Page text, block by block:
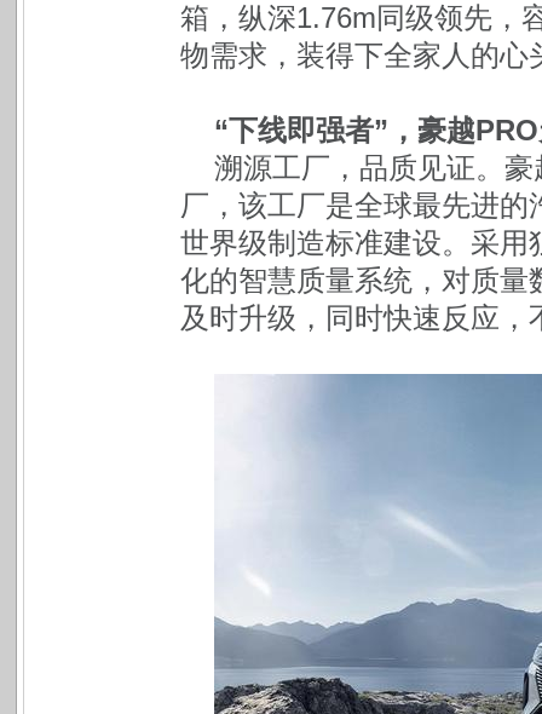
箱，纵深1.76m同级领先，
物需求，装得下全家人的心
“下线即强者”，豪越
溯源工厂，品质见证。
厂，该工厂是全球最先进
世界级制造标准建设。采
化的智慧质量系统，对质
及时升级，同时快速反应，